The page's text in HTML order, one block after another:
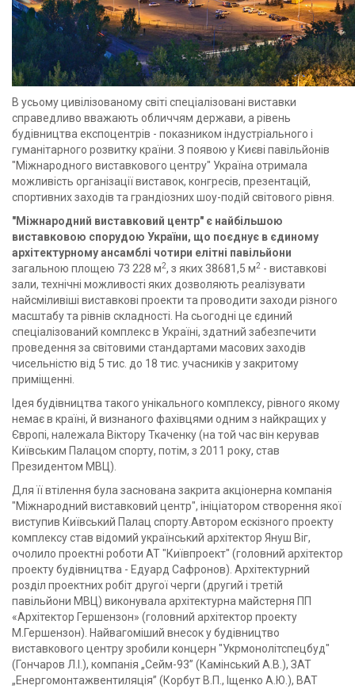
В усьому цивілізованому світі спеціалізовані виставки
справедливо вважають обличчям держави, а рівень
будівництва експоцентрів - показником індустріального і
гуманітарного розвитку країни. З появою у Києві павільйонів
"Міжнародного виставкового центру" Україна отримала
можливість організації виставок, конгресів, презентацій,
спортивних заходів та грандіозних шоу-подій світового рівня.
"Міжнародний виставковий центр" є найбільшою
виставковою спорудою України, що поєднує в єдиному
архітектурному ансамблі чотири елітні павільйони
загальною площею 73 228 м2, з яких 38681,5 м2 - виставкові
зали, технічні можливості яких дозволяють реалізувати
найсміливіші виставкові проекти та проводити заходи різного
масштабу та рівнів складності. На сьогодні це єдиний
спеціалізований комплекс в Україні, здатний забезпечити
проведення за світовими стандартами масових заходів
чисельністю від 5 тис. до 18 тис. учасників у закритому
приміщенні.
Ідея будівництва такого унікального комплексу, рівного якому
немає в країні, й визнаного фахівцями одним з найкращих у
Європі, належала Віктору Ткаченку (на той час він керував
Київським Палацом спорту, потім, з 2011 року, став
Президентом МВЦ).
Для її втілення була заснована закрита акціонерна компанія
"Міжнародний виставковий центр", ініціатором створення якої
виступив Київський Палац спорту.Автором ескізного проекту
комплексу став відомий український архітектор Януш Віг,
очолило проектні роботи АТ "Київпроект" (головний архітектор
проекту будівництва - Едуард Сафронов). Архітектурний
розділ проектних робіт другої черги (другий і третій
павільйони МВЦ) виконувала архітектурна майстерня ПП
«Архітектор Гершензон» (головний архітектор проекту
М.Гершензон). Найвагоміший внесок у будівництво
виставкового центру зробили концерн "Укрмонолітспецбуд"
(Гончаров Л.І.), компанія „Сейм-93” (Камінський А.В.), ЗАТ
„Енергомонтажвентиляція” (Корбут В.П., Іщенко А.Ю.), ВАТ